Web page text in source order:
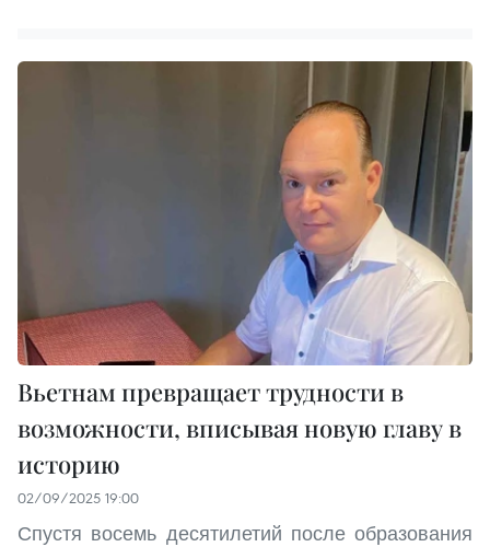
Вьетнам превращает трудности в
возможности, вписывая новую главу в
историю
02/09/2025 19:00
Спустя восемь десятилетий после образования